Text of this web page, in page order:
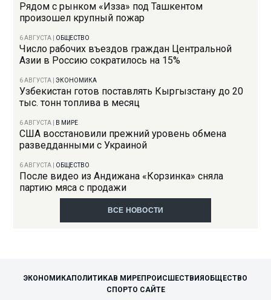
Рядом с рынком «Изза» под Ташкентом
произошел крупный пожар
6 АВГУСТА ОБЩЕСТВО
Число рабочих въездов граждан Центральной
Азии в Россию сократилось на 15%
6 АВГУСТА |ЭКОНОМИКА
Узбекистан готов поставлять Кыргызстану до 20
тыс. тонн топлива в месяц
6 АВГУСТА В МИРЕ
США восстановили прежний уровень обмена
разведданными с Украиной
6 АВГУСТА ОБЩЕСТВО
После видео из Андижана «Корзинка» сняла
партию мяса с продажи
ВСЕ НОВОСТИ
ЭКОНОМИКАПОЛИТИКАВ МИРЕПРОИСШЕСТВИЯ ОБЩЕСТВО
СПОРТО САЙТЕ